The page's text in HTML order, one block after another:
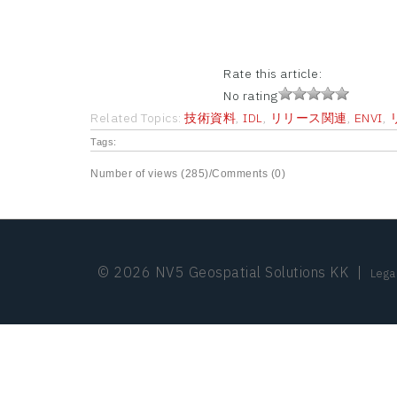
Rate this article:
No rating
Related Topics: 技術資料, IDL, リリース関連, ENVI,
Tags:
Number of views (285)/Comments (0)
© 2026 NV5 Geospatial Solutions KK